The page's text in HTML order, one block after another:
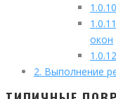
окон
2. Выполнение